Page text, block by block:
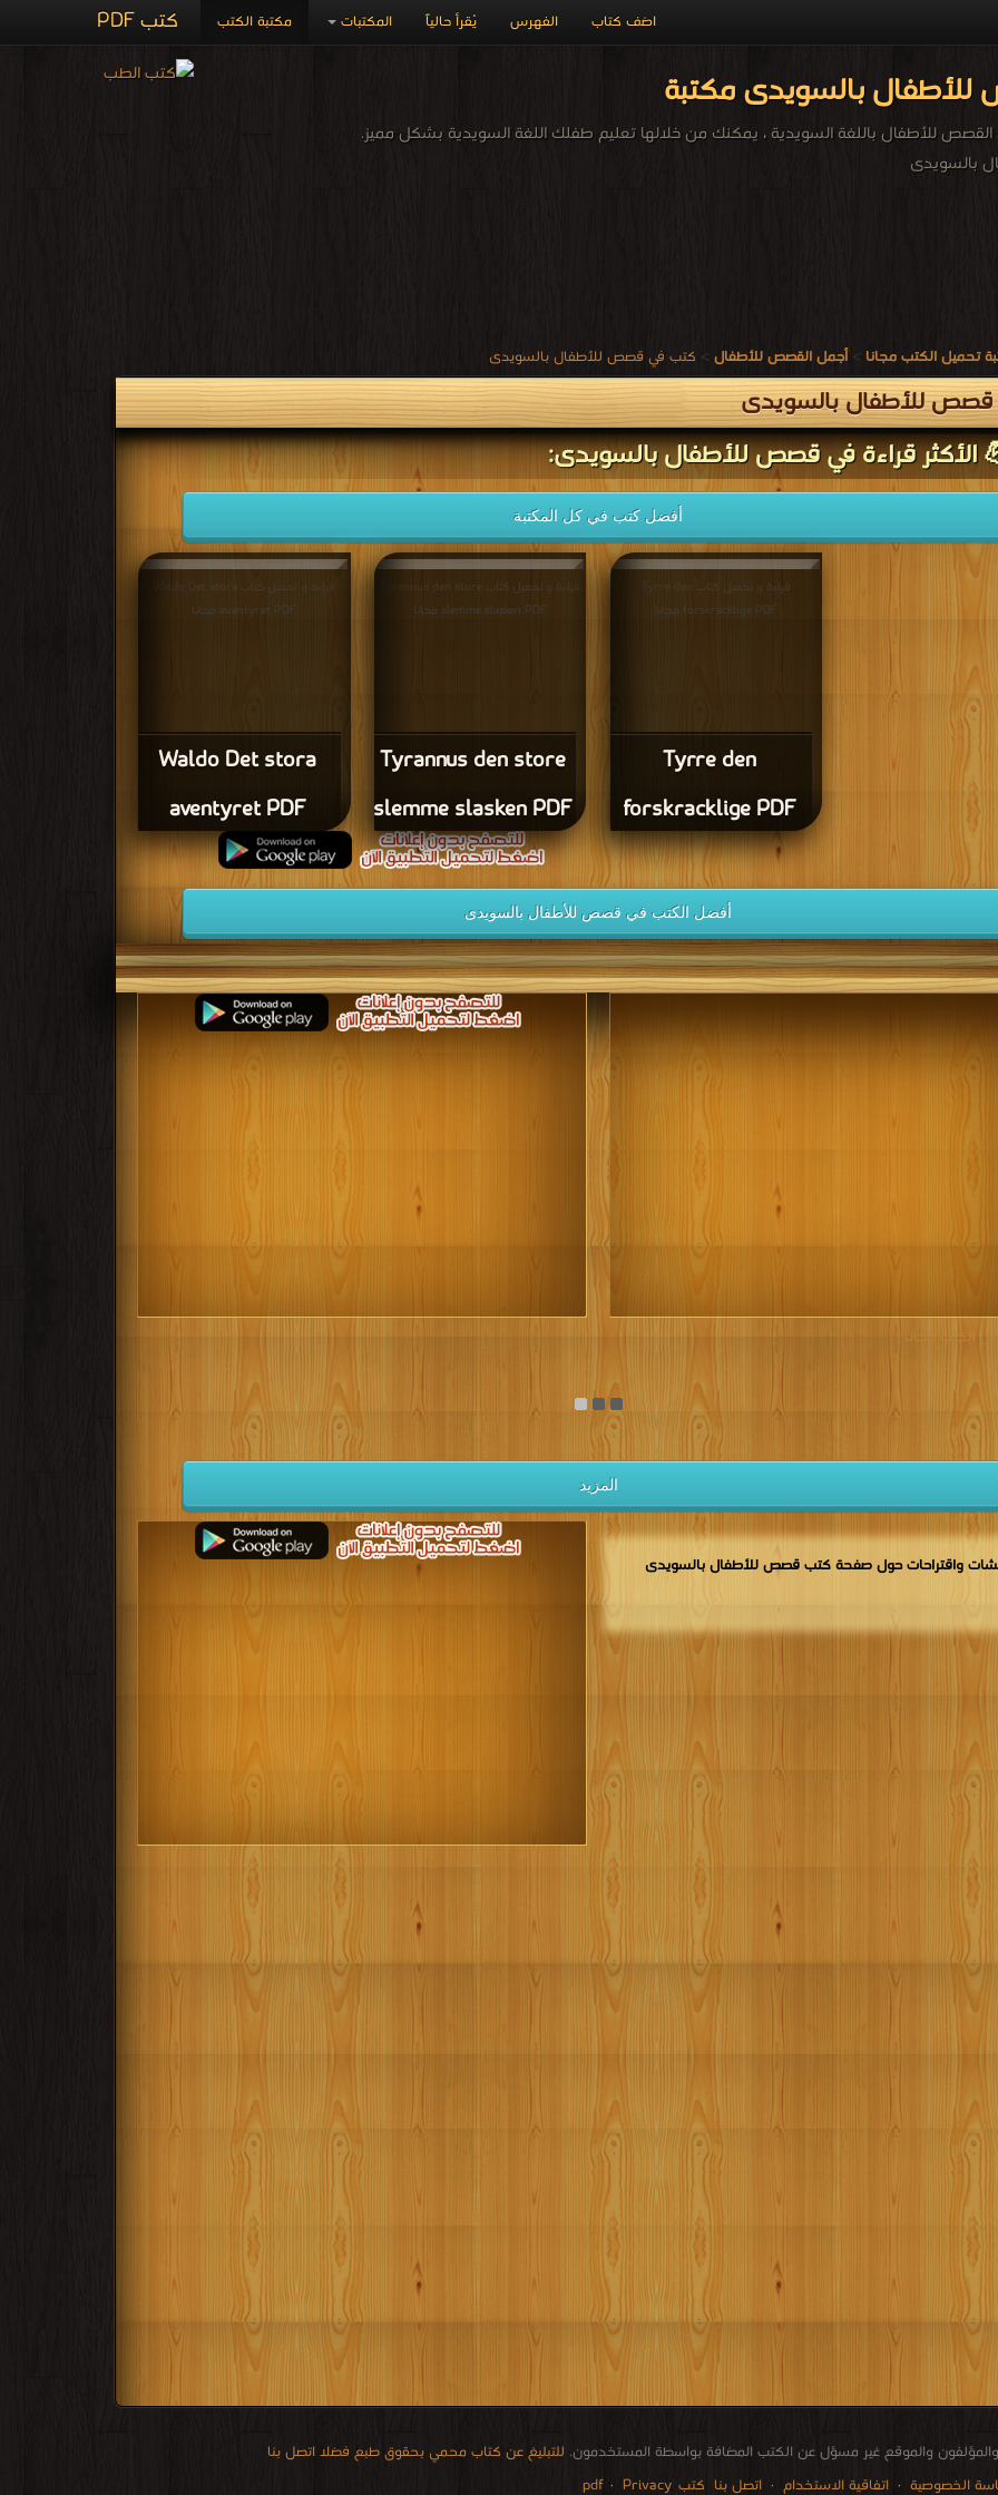
كتب PDF مكتبة الكتب المكتبات يُقرأ حالياً الفهرس اضف كتاب
بالسويدى مكتبة
للأطفال باللغة السويدية ، يمكنك من خلالها تعليم طفلك اللغة السويدية بشكل مميز.
بالسويدى
تحميل الكتب مجانا >أجمل القصص للأطفال > كتب في قصص للأطفال بالسويدى
للأطفال بالسويدى
قراءة في قصص للأطفال بالسويدى:
أفضل كتب في كل المكتبة
Waldo Det stora
aventyret PDF
قراءة و تحميل كتاب Waldo Det stora
aventyret PDF مجانا
Tyrannus den store
slemme slasken PDF
قراءة و تحميل كتاب Tyrannus den store
slemme slasken PDF مجانا
Tyrre den
forskracklige PDF
قراءة و تحميل كتاب Tyrre den
forskracklige PDF مجانا
أفضل الكتب في قصص للأطفال بالسويدى
الكتب مجانا
المزيد
واقتراحات حول صفحة كتب قصص للأطفال بالسويدى
والموقع غير مسؤل عن الكتب المضافة بواسطة المستخدمون. للتبليغ عن كتاب محمي بحقوق طبع فضلا اتصل بنا
الخصوصية · اتفاقية الاستخدام · اتصل بنا كتب pdf · Privacy